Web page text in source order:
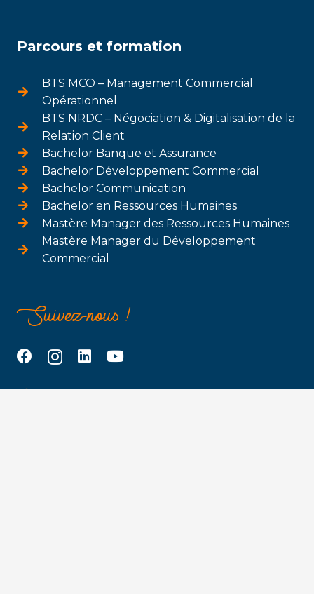
Parcours et formation
BTS MCO – Management Commercial
Opérationnel
BTS NRDC – Négociation & Digitalisation de la
Relation Client
Bachelor Banque et Assurance
Bachelor Développement Commercial
Bachelor Communication
Bachelor en Ressources Humaines
Mastère Manager des Ressources Humaines
Mastère Manager du Développement
Commercial
Suivez-nous !
Dossier de candidature